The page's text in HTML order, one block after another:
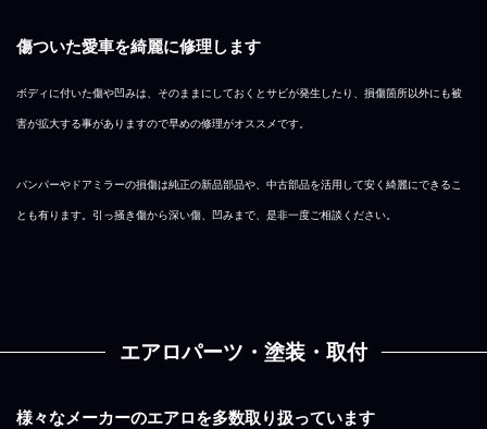
傷ついた愛車を綺麗に修理します
ボディに付いた傷や凹みは、そのままにしておくとサビが発生したり、損傷箇所以外にも被
害が拡大する事がありますので早めの修理がオススメです。
バンパーやドアミラーの損傷は純正の新品部品や、中古部品を活用して安く綺麗にできるこ
とも有ります。引っ掻き傷から深い傷、凹みまで、是非一度ご相談ください。
エアロパーツ・塗装・取付
様々なメーカーのエアロを多数取り扱っています